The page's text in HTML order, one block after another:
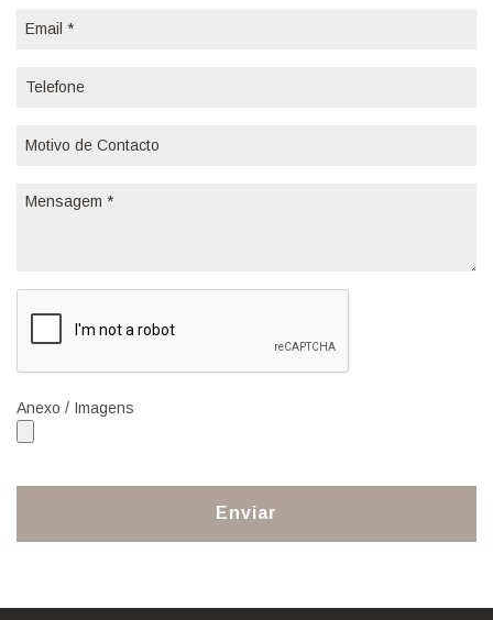
Anexo / Imagens
Enviar